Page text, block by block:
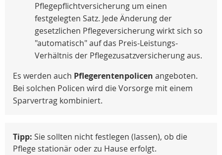
Pflegepflichtversicherung um einen
festgelegten Satz. Jede Änderung der
gesetzlichen Pflegeversicherung wirkt sich so
"automatisch" auf das Preis-Leistungs-
Verhältnis der Pflegezusatzversicherung aus.
Es werden auch Pflegerentenpolicen angeboten.
Bei solchen Policen wird die Vorsorge mit einem
Sparvertrag kombiniert.
Tipp: Sie sollten nicht festlegen (lassen), ob die
Pflege stationär oder zu Hause erfolgt.